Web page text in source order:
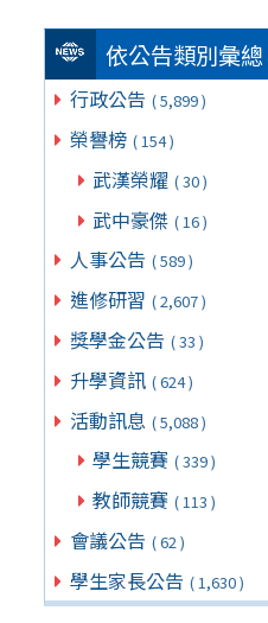
依公告類別彙總
行政公告 ( 5,899 )
榮譽榜 ( 154 )
武漢榮耀 ( 30 )
武中豪傑 ( 16 )
人事公告 ( 589 )
進修研習 ( 2,607 )
獎學金公告 ( 33 )
升學資訊 ( 624 )
活動訊息 ( 5,088 )
學生競賽 ( 339 )
教師競賽 ( 113 )
會議公告 ( 62 )
學生家長公告 ( 1,630 )